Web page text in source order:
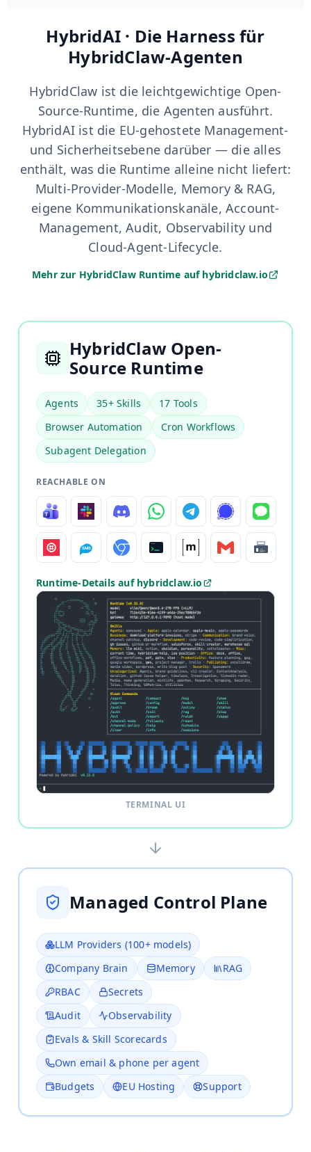
HybridAI · Die Harness für
HybridClaw-Agenten
HybridClaw ist die leichtgewichtige Open-
Source-Runtime, die Agenten ausführt.
HybridAI ist die EU-gehostete Management-
und Sicherheitsebene darüber — die alles
enthält, was die Runtime alleine nicht liefert:
Multi-Provider-Modelle, Memory & RAG,
eigene Kommunikationskanäle, Account-
Management, Audit, Observability und
Cloud-Agent-Lifecycle.
Mehr zur HybridClaw Runtime auf hybridclaw.io
HybridClaw Open-
Source Runtime
Agents 35+ Skills
17 Tools
Browser Automation
Cron Workflows
Subagent Delegation
REACHABLE ON
Runtime-Details auf hybridclaw.io
TERMINAL UI
Managed Control Plane
LLM Providers (100+ models)
Company Brain
Memory
RAG
RBAC
Secrets
Audit
Observability
Evals & Skill Scorecards
Own email & phone per agent
Budgets
EU Hosting Support